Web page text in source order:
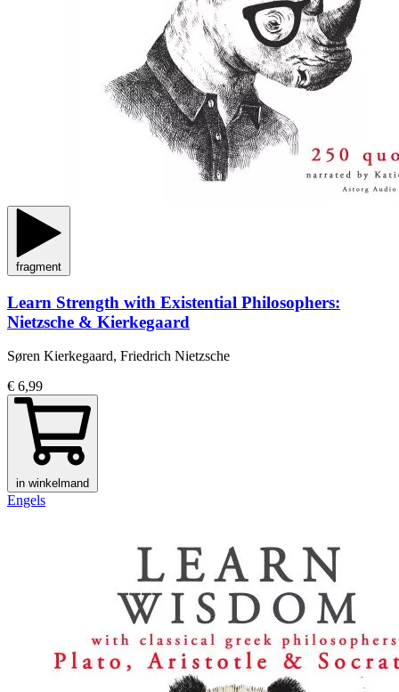
fragment
Learn Strength with Existential Philosophers:
Nietzsche & Kierkegaard
Søren Kierkegaard, Friedrich Nietzsche
€ 6,99
in winkelmand
Engels